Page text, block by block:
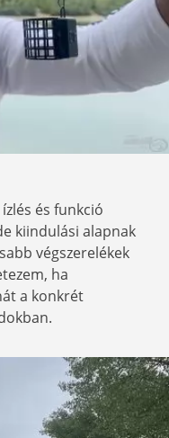
és funkció
kiindulási alapnak
végszerelékek
ha
a konkrét